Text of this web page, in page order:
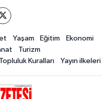
Yaşam Eğitim
Ekonomi
Turizm
Topluluk Kuralları Yayın ilkeleri